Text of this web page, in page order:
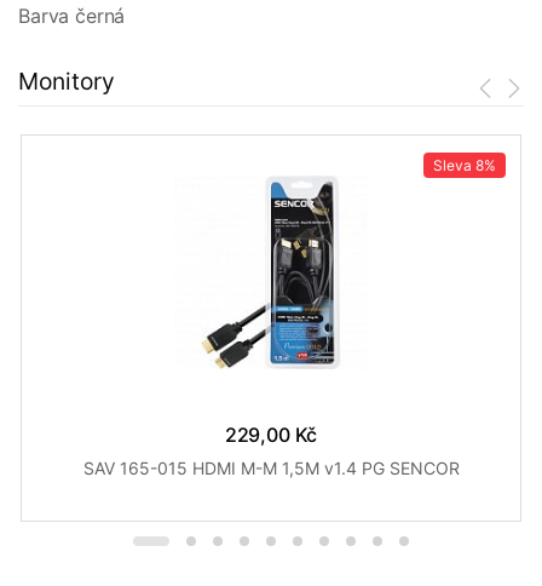
Barva černá
Monitory
Sleva 8%
229,00 Kč
SAV 165-015 HDMI M-M 1,5M v1.4 PG SENCOR